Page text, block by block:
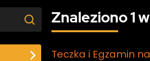
Znaleziono 1
Teczka i Egzamin